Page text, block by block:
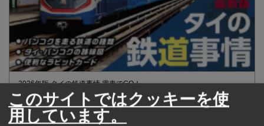
2026年版 タイの鉄道事情 電車でGO！
このサイトではクッキーを使
用しています。